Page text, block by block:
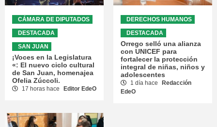
CÁMARA DE DIPUTADOS
DESTACADA
SAN JUAN
¡Voces en la Legislatura
«: El nuevo ciclo cultural
de San Juan, homenajea
Ofelia Zúccoli.
17 horas hace Editor EdeO
DERECHOS HUMANOS
DESTACADA
Orrego selló una alianza
con UNICEF para
fortalecer la protección
integral de niñas, niños y
adolescentes
1 día hace
Redacción
EdeO